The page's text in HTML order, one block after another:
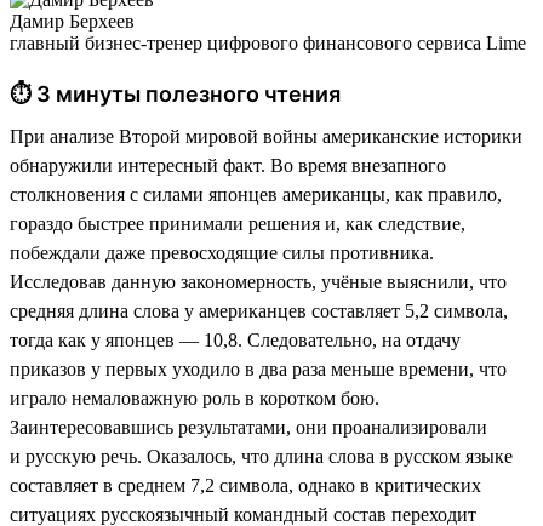
Дамир Берхеев
главный бизнес-тренер цифрового финансового сервиса Lime
⏱ 3 минуты полезного чтения
При анализе Второй мировой войны американские историки
обнаружили интересный факт. Во время внезапного
столкновения с силами японцев американцы, как правило,
гораздо быстрее принимали решения и, как следствие,
побеждали даже превосходящие силы противника.
Исследовав данную закономерность, учёные выяснили, что
средняя длина слова у американцев составляет 5,2 символа,
тогда как у японцев — 10,8. Следовательно, на отдачу
приказов у первых уходило в два раза меньше времени, что
играло немаловажную роль в коротком бою.
Заинтересовавшись результатами, они проанализировали
и русскую речь. Оказалось, что длина слова в русском языке
составляет в среднем 7,2 символа, однако в критических
ситуациях русскоязычный командный состав переходит